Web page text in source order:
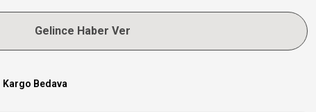
Gelince Haber Ver
Kargo Bedava